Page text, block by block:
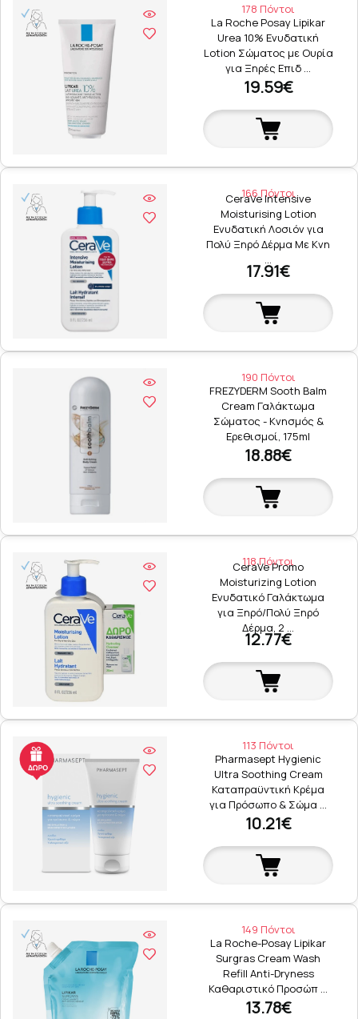
178 Πόντοι
La Roche Posay Lipikar
Urea 10% Ενυδατική
Lotion Σώματος με Ουρία
για Ξηρές Επιδ …
19.59€
166 Πόντοι
CeraVe Intensive
Moisturising Lotion
Ενυδατική Λοσιόν για
Πολύ Ξηρό Δέρμα Με Κνη
…
17.91€
190 Πόντοι
FREZYDERM Sooth Balm
Cream Γαλάκτωμα
Σώματος - Κνησμός &
Ερεθισμοί, 175ml
18.88€
118 Πόντοι
CeraVe Promo
Moisturizing Lotion
Ενυδατικό Γαλάκτωμα
για Ξηρό/Πολύ Ξηρό
Δέρμα, 2 …
12.77€
113 Πόντοι
Pharmasept Hygienic
Ultra Soothing Cream
Καταπραϋντική Κρέμα
για Πρόσωπο & Σώμα …
10.21€
149 Πόντοι
La Roche-Posay Lipikar
Surgras Cream Wash
Refill Anti-Dryness
Καθαριστικό Προσώπ …
13.78€